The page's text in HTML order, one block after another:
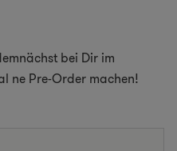
bei Dir im
ne Pre-Order machen!